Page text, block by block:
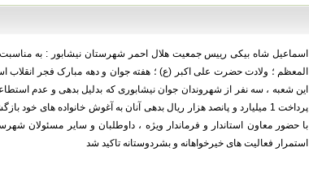
اسماعیل شاه بیکی رییس جمعیت هلال احمر شهرستان نیشابور : به
المعظم ؛ ولادت حضرت علی اکبر (ع) ؛ هفته جوان و دهه مبارک فجر انقلاب
این شعبه ، سه نفر از شهروندان جوان نیشابوری که بدلیل بدهی و عدم
پرداخت 1 میلیارد و پانصد هزار ریال بدهی آنان به آغوش خانواده های خود
با حضور معاون استاندار و فرماندار ویژه ، داوطلبان و سایر مسئولان
استمرار فعالیت های خیرخواهانه و بشردوستانه تاکید شد